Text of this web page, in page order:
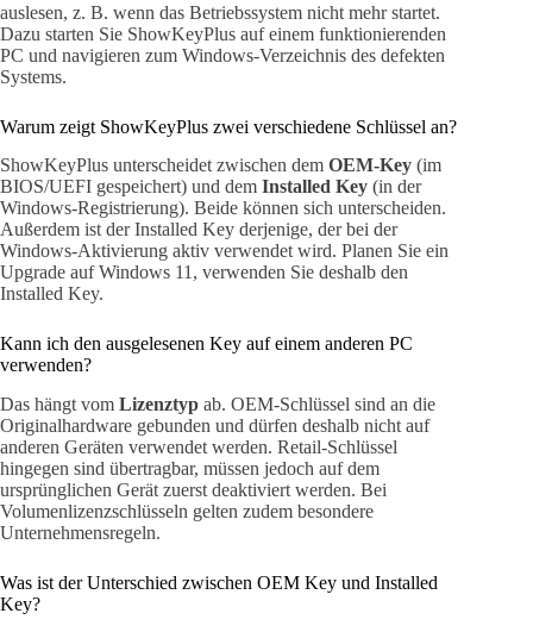
auslesen, z. B. wenn das Betriebssystem nicht mehr startet.
Dazu starten Sie ShowKeyPlus auf einem funktionierenden
PC und navigieren zum Windows-Verzeichnis des defekten
Systems.
Warum zeigt ShowKeyPlus zwei verschiedene Schlüssel an?
ShowKeyPlus unterscheidet zwischen dem OEM-Key (im
BIOS/UEFI gespeichert) und dem Installed Key (in der
Windows-Registrierung). Beide können sich unterscheiden.
Außerdem ist der Installed Key derjenige, der bei der
Windows-Aktivierung aktiv verwendet wird. Planen Sie ein
Upgrade auf Windows 11, verwenden Sie deshalb den
Installed Key.
Kann ich den ausgelesenen Key auf einem anderen PC
verwenden?
Das hängt vom Lizenztyp ab. OEM-Schlüssel sind an die
Originalhardware gebunden und dürfen deshalb nicht auf
anderen Geräten verwendet werden. Retail-Schlüssel
hingegen sind übertragbar, müssen jedoch auf dem
ursprünglichen Gerät zuerst deaktiviert werden. Bei
Volumenlizenzschlüsseln gelten zudem besondere
Unternehmensregeln.
Was ist der Unterschied zwischen OEM Key und Installed
Key?